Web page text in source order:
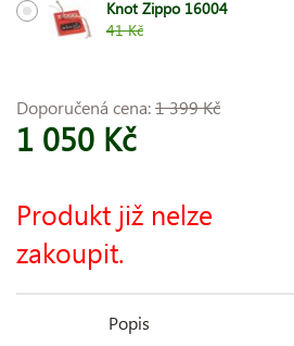
Knot Zippo 16004
41 Kč
Doporučená cena:1 399 Kč
1 050 Kč
Produkt již nelze
zakoupit.
Popis